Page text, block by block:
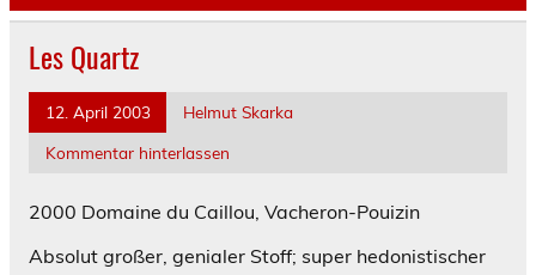
Les Quartz
12. April 2003
Helmut Skarka
Kommentar hinterlassen
2000 Domaine du Caillou, Vacheron-Pouizin
Absolut großer, genialer Stoff; super hedonistischer